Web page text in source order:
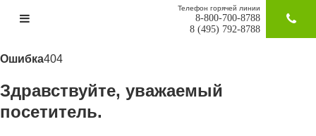
Телефон горячей линии
8-800-700-8788
8 (495) 792-8788
Ошибка404
Здравствуйте, уважаемый
посетитель.